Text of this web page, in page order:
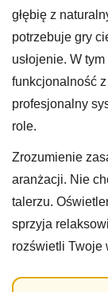
głębię z
potrzebuje gry
usłojenie. W
funkcjonalność
profesjonalny
role.
Zrozumienie
aranżacji. Nie
talerzu.
sprzyja
rozświetli Twoje